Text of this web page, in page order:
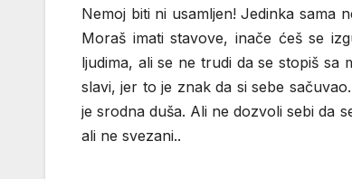
Nemoj biti ni usamljen! Jedinka sama
Moraš imati stavove, inače ćeš se
ljudima, ali se ne trudi da se stopiš sa
slavi, jer to je znak da si sebe
je srodna duša. Ali ne dozvoli sebi da
ali ne svezani..